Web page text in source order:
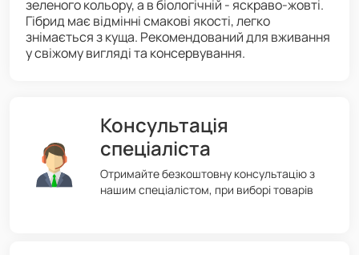
зеленого кольору, а в біологічній - яскраво-жовті.
Гібрид має відмінні смакові якості, легко
знімається з куща. Рекомендований для вживання
у свіжому вигляді та консервування.
Консультація
спеціаліста
Отримайте безкоштовну консультацію з
нашим спеціалістом, при виборі товарів